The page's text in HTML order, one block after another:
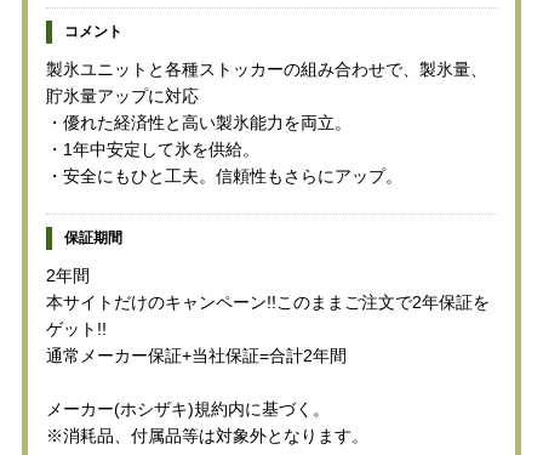
コメント
製氷ユニットと各種ストッカーの組み合わせで、製氷量、
貯氷量アップに対応
・優れた経済性と高い製氷能力を両立。
・1年中安定して氷を供給。
・安全にもひと工夫。信頼性もさらにアップ。
保証期間
2年間
本サイトだけのキャンペーン!!このままご注文で2年保証を
ゲット!!
通常メーカー保証+当社保証=合計2年間
メーカー(ホシザキ)規約内に基づく。
※消耗品、付属品等は対象外となります。